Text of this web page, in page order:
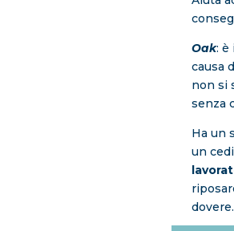
Oak: è
causa
non si
senza
Ha un
un
dovere.